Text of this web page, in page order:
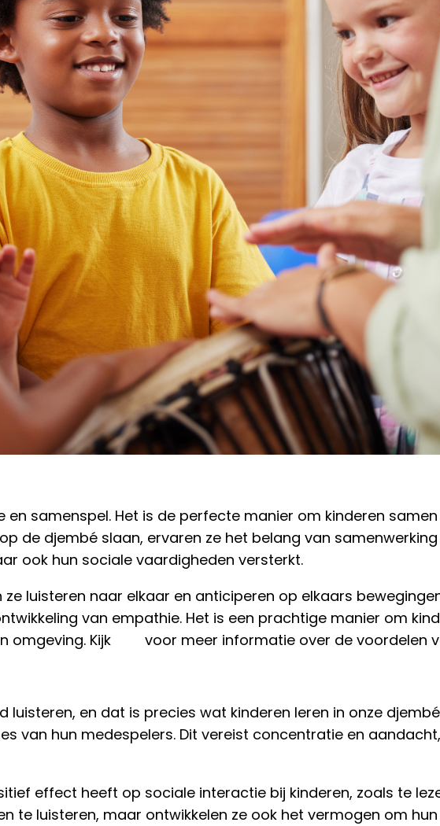
samenspel. Het is de perfecte manier om kinderen
de djembé slaan, ervaren ze het belang van samenwerking
ook hun sociale vaardigheden versterkt.
luisteren naar elkaar en anticiperen op elkaars
van empathie. Het is een prachtige manier om
omgeving. Kijk
voor meer informatie over de voordelen
en dat is precies wat kinderen leren in onze
van hun medespelers. Dit vereist concentratie en
effect heeft op sociale interactie bij kinderen, zoals te
te luisteren, maar ontwikkelen ze ook het vermogen om